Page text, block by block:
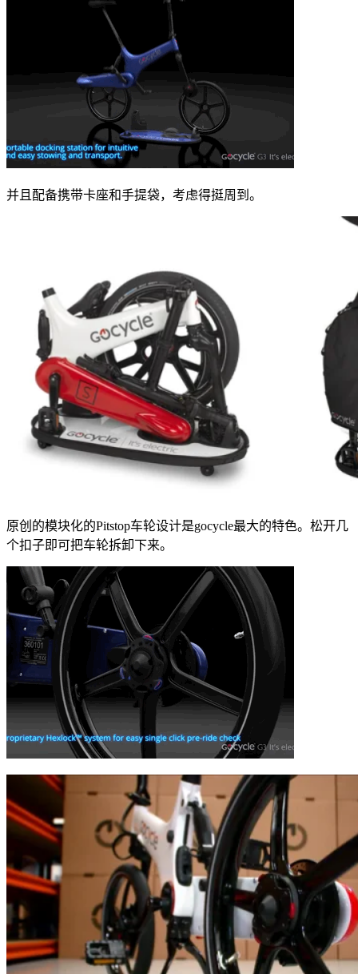
并且配备携带卡座和手提袋，考虑得挺周到。
原创的模块化的Pitstop车轮设计是gocycle最大的特色。松开几
个扣子即可把车轮拆卸下来。